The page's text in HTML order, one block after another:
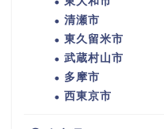
清瀬市
東久留米市
武蔵村山市
多摩市
西東京市